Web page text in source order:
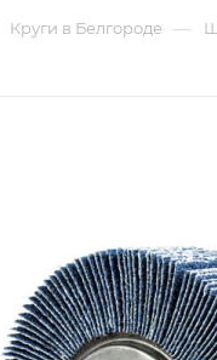
Круги в Белгороде —